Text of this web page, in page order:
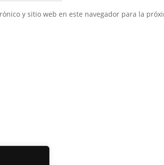
y sitio web en este navegador para la